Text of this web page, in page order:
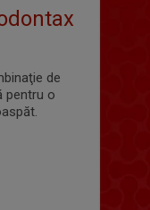
de
pentru o